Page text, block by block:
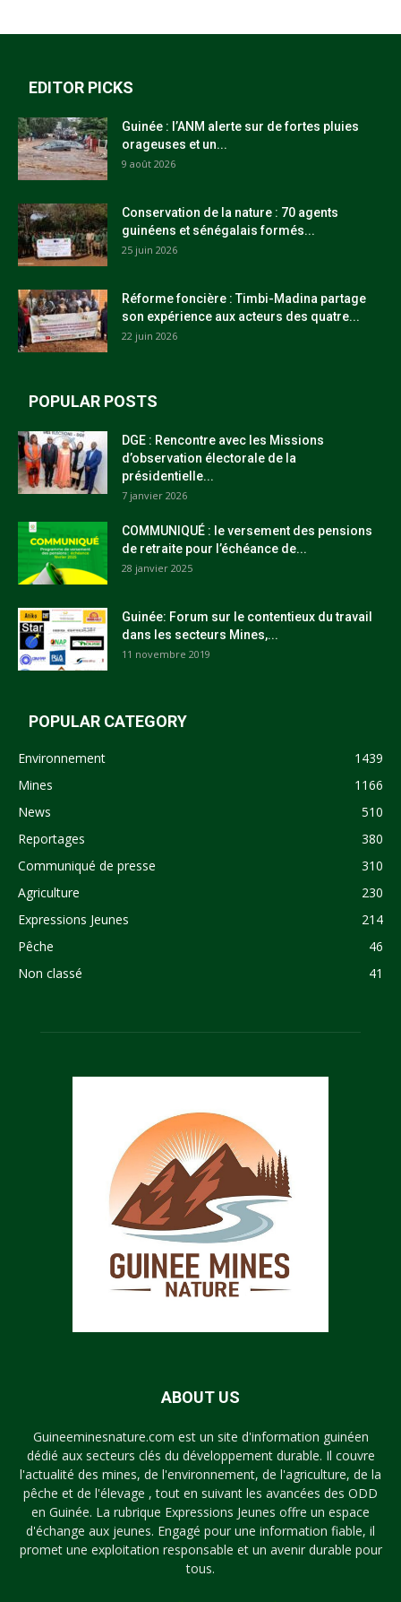
EDITOR PICKS
Guinée : l’ANM alerte sur de fortes pluies
orageuses et un...
9 août 2026
Conservation de la nature : 70 agents
guinéens et sénégalais formés...
25 juin 2026
Réforme foncière : Timbi-Madina partage
son expérience aux acteurs des quatre...
22 juin 2026
POPULAR POSTS
DGE : Rencontre avec les Missions
d’observation électorale de la
présidentielle...
7 janvier 2026
COMMUNIQUÉ : le versement des pensions
de retraite pour l’échéance de...
28 janvier 2025
Guinée: Forum sur le contentieux du travail
dans les secteurs Mines,...
11 novembre 2019
POPULAR CATEGORY
Environnement
1439
Mines
1166
News
510
Reportages
380
Communiqué de presse
310
Agriculture
230
Expressions Jeunes
214
Pêche
46
Non classé
41
ABOUT US
Guineeminesnature.com est un site d'information guinéen
dédié aux secteurs clés du développement durable. Il couvre
l'actualité des mines, de l'environnement, de l'agriculture, de la
pêche et de l'élevage , tout en suivant les avancées des ODD
en Guinée. La rubrique Expressions Jeunes offre un espace
d'échange aux jeunes. Engagé pour une information fiable, il
promet une exploitation responsable et un avenir durable pour
tous.